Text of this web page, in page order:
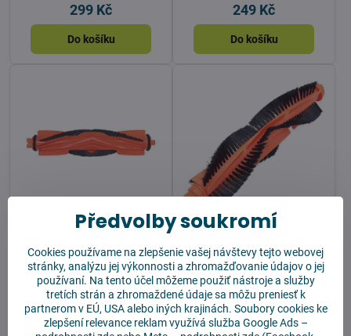
299 Kč
Do košíku
249 Kč
Do košíku
Hlavní kartáč pro
H40/S40 – Náhradní
kartáč pro vysavač
Skladem
279 Kč
Do košíku
Hlavní kartáč pro
Vacuum Mop P/Pro
Skladem
249 Kč
Do košíku
Předvolby soukromí
Cookies používame na zlepšenie vašej návštevy tejto webovej
stránky, analýzu jej výkonnosti a zhromažďovanie údajov o jej
používaní. Na tento účel môžeme použiť nástroje a služby
tretích strán a zhromaždené údaje sa môžu preniesť k
partnerom v EÚ, USA alebo iných krajinách. Soubory cookies ke
zlepšení relevance reklam využívá služba Google Ads –